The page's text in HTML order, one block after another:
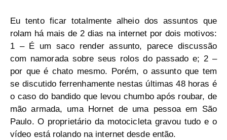
Eu tento ficar totalmente alheio dos assuntos que
rolam há mais de 2 dias na internet por dois motivos:
1 – É um saco render assunto, parece discussão
com namorada sobre seus rolos do passado e; 2 –
por que é chato mesmo. Porém, o assunto que tem
se discutido ferrenhamente nestas últimas 48 horas é
o caso do bandido que levou chumbo após roubar, de
mão armada, uma Hornet de uma pessoa em São
Paulo. O proprietário da motocicleta gravou tudo e o
vídeo está rolando na internet desde então.